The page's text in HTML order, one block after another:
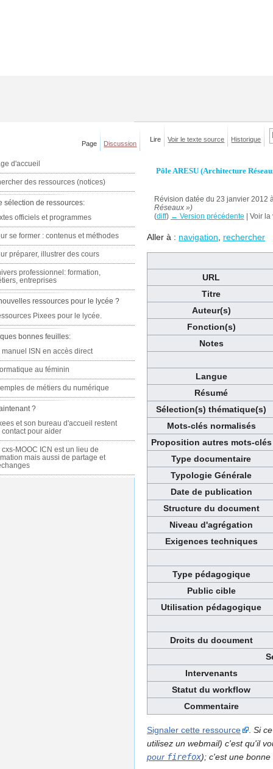
Pôle ARESU (Architecture
Révision datée du 23 janvier 2012
Réseaux »)
(diff) ← Version précédente | Voir
Aller à : navigation, rechercher
URL
Titre
Auteur(s)
Fonction(s)
Notes
Langue
Résumé
Sélection(s) thématique(s)
Mots-clés normalisés
Proposition autres mots-clés
Type documentaire
Typologie Générale
Date de publication
Structure du document
Niveau d'agrégation
Exigences techniques
Type pédagogique
Public cible
Utilisation pédagogique
Droits du document
Intervenants
Statut du workflow
Commentaire
Signaler cette ressource . Si
utilisez un webmail) c'est qu'il
pour firefox); c'est une
Page Discussion
Lire Voir le texte source Historique
d'accueil
des ressources (notices)
sélection de ressources:
officiels et programmes
se former : contenus et méthodes
préparer, illustrer des cours
professionnel: formation,
entreprises
ressources pour le lycée ?
Pixees pour le lycée.
bonnes feuilles:
manuel ISN en accès direct
au féminin
de métiers du numérique
?
et son bureau d'accueil restent
contact pour aider
cxs-MOOC ICN est un lieu de
mais aussi de partage et